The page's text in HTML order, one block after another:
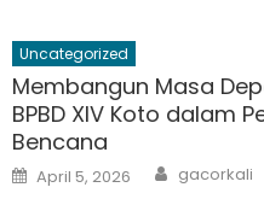
Uncategorized
Membangun Masa
BPBD XIV Koto dalam
Bencana
Posted
on
April 5, 2026 Author
gacorkali